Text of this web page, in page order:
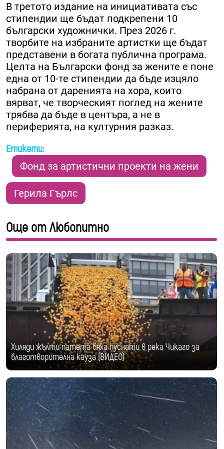
В третото издание на инициативата със
стипендии ще бъдат подкрепени 10
български художнички. През 2026 г.
творбите на избраните артистки ще бъдат
представени в богата публична програма.
Целта на Български фонд за жените е поне
една от 10-те стипендии да бъде изцяло
набрана от даренията на хора, които
вярват, че творческият поглед на жените
трябва да бъде в центъра, а не в
периферията, на културния разказ.
Етикети:
Фонд за артистични проекти на жени
Герила Гърлс
Още от Любопитно
Хиляди жълти патета бяха пуснати в река Чикаго за
благотворителна кауза (ВИДЕО)